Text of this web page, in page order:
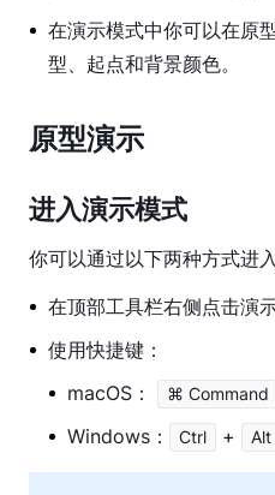
统
型
功
能
原
型
功
指
南
在演示模式中你可以在原
型、起点和背景颜色。
原型演示
进入演示模式
你可以通过以下两种方式进
在顶部工具栏右侧点击演
使用快捷键：
macOS：
⌘ Command
Windows： Ctrl + Alt